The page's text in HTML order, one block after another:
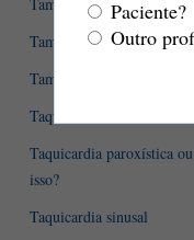
Paciente?
Outro
Tampões vaginais podem
Tamponamento cardíaco
Taquicardia
Taquicardia paroxística
isso?
Taquicardia sinusal